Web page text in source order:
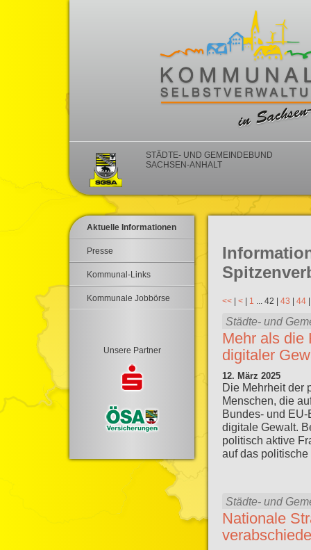
STÄDTE- UND GEMEINDEBUND
SACHSEN-ANHALT
Aktuelle Informationen
Presse
Kommunal-Links
Kommunale Jobbörse
Unsere Partner
<< < 1 ... 42 43 44
Städte- und
Mehr als die
digitaler
12. März 2025
Die Mehrheit der
Menschen, die
Bundes- und
digitale Gewalt.
politisch aktive
auf das
Städte- und
Nationale